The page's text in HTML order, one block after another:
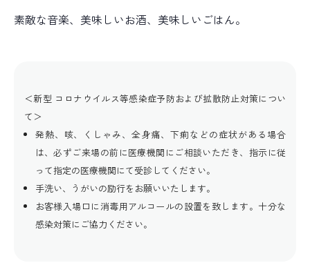
素敵な音楽、美味しいお酒、美味しいごはん。
＜新型 コロナウイルス等感染症予防および拡散防止対策につい
て＞
発熱、咳、くしゃみ、全身痛、下痢などの症状がある場合
は、必ずご来場の前に医療機関にご相談いただき、指示に従
って指定の医療機関にて受診してください。
手洗い、うがいの励行をお願いいたします。
お客様入場口に消毒用アルコールの設置を致します。十分な
感染対策にご協力ください。